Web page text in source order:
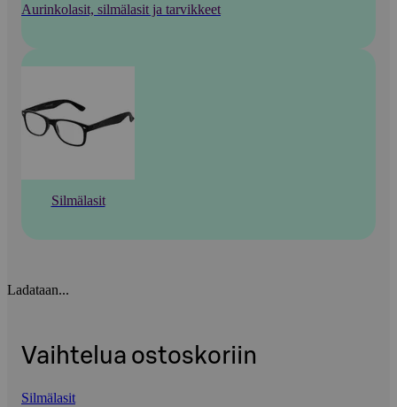
Aurinkolasit, silmälasit ja tarvikkeet
Silmälasit
Ladataan...
Vaihtelua ostoskoriin
Silmälasit